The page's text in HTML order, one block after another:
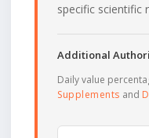
specific scientific
Additional
Daily value
Supplements and